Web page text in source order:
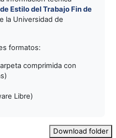
Estilo del Trabajo Fin de
la Universidad de
formatos:
comprimida con
Libre)
Download folder